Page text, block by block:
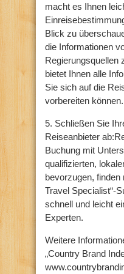
macht es Ihnen
Blick zu
die Informationen
Regierungsquellen
bietet Ihnen alle
Sie sich auf die
vorbereiten können.
5. Schließen Sie
Reiseanbieter
Buchung mit
qualifizierten,
bevorzugen, finden
Travel Specialist“-
schnell und leicht
Experten.
Weitere
„Country Brand